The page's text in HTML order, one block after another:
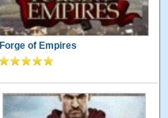
Forge of Empires